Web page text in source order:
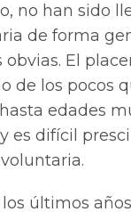
no han sido
de forma
obvias. El
de los pocos
edades
es difícil
últimos